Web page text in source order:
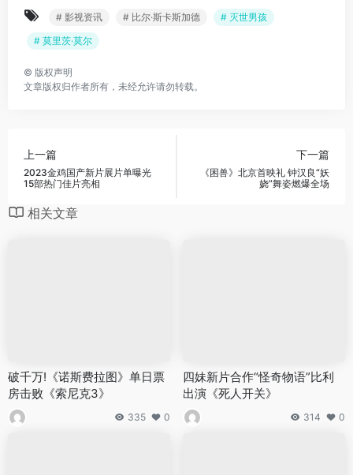
# 影视资讯 # 比尔·斯卡斯加德
# 灭世男孩
# 莫里茨·莫尔
© 版权声明
文章版权归作者所有，未经允许请勿转载。
上一篇
2023金鸡国产新片展片单曝光
15部热门佳片亮相
下一篇
《困兽》北京首映礼 钟汉良“妖
娆”舞姿燃爆全场
相关文章
破千万!《诺斯费拉图》单日票
房击败《索尼克3》
335 0
四妹新片合作“怪奇物语”比利
出演《死人开关》
314 0